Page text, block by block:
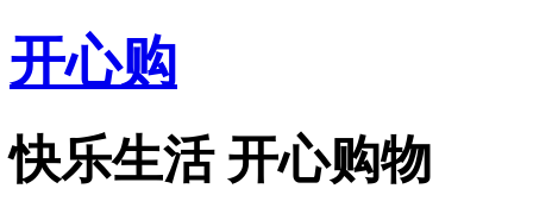
开心购
快乐生活 开心购物